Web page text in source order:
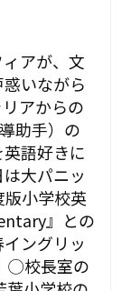
アが、文
いながら
アからの
助手）の
語好きに
大パニッ
小学校英
』との
ングリッ
◯校長室の